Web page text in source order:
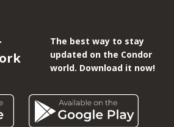
The best way to stay
updated on the Condor
world. Download it now!